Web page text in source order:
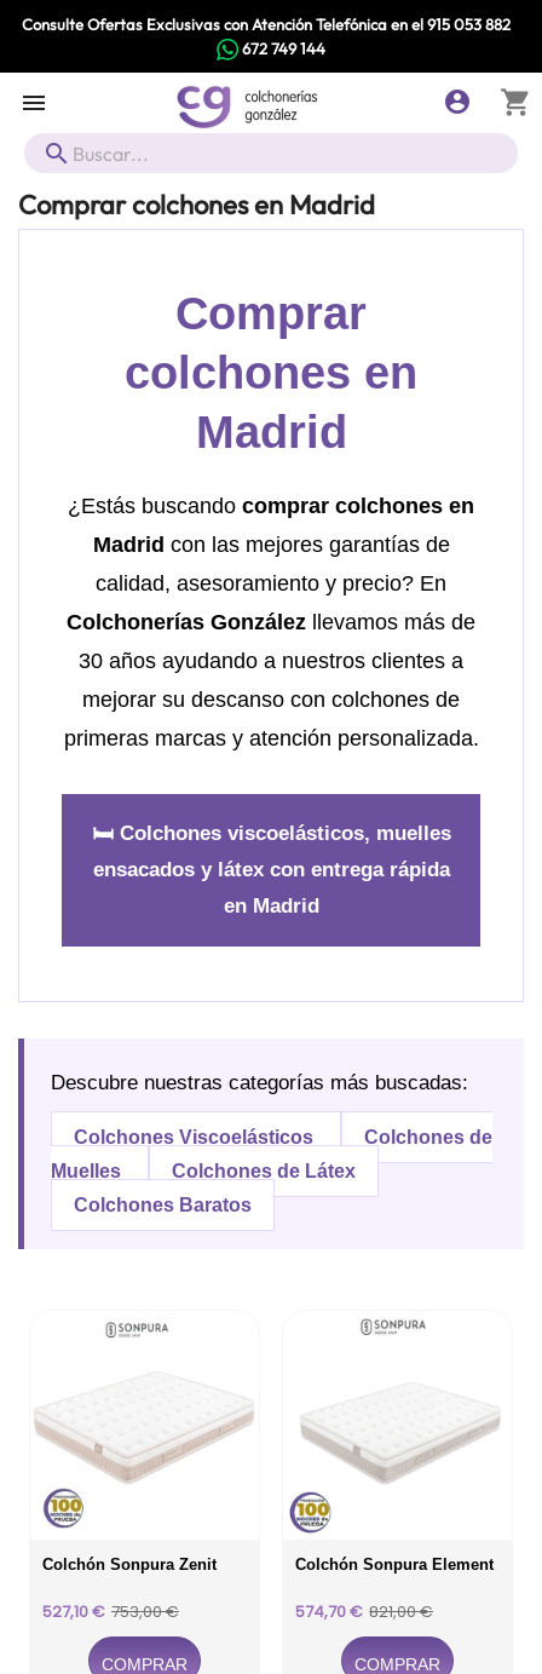
Consulte Ofertas Exclusivas con Atención Telefónica en el915 053 882
672 749 144
 shopping_cart


Comprar colchones en Madrid
Comprar
colchones en
Madrid
¿Estás buscando comprar colchones en
Madrid con las mejores garantías de
calidad, asesoramiento y precio? En
Colchonerías González llevamos más de
30 años ayudando a nuestros clientes a
mejorar su descanso con colchones de
primeras marcas y atención personalizada.
🛏️ Colchones viscoelásticos, muelles
ensacados y látex con entrega rápida
en Madrid
Descubre nuestras categorías más buscadas:
Colchones Viscoelásticos
Colchones de
Muelles
Colchones de Látex
Colchones Baratos
Colchón Sonpura Zenit
Precio
527,10 €Precio
base
753,00 €
COMPRAR
Colchón Sonpura Element
Precio
574,70 €Precio
base
821,00 €
COMPRAR